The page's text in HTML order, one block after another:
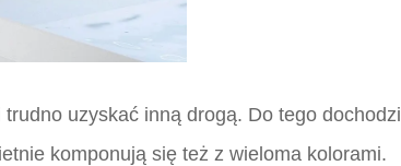
uzyskać inną drogą. Do tego dochodzi
komponują się też z wieloma kolorami.